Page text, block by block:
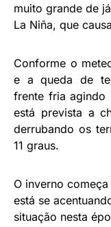
muito grande de
La Niña, que
Conforme o
e a queda de
frente fria agindo
está prevista a
derrubando os
11 graus.
O inverno
está se
situação nesta